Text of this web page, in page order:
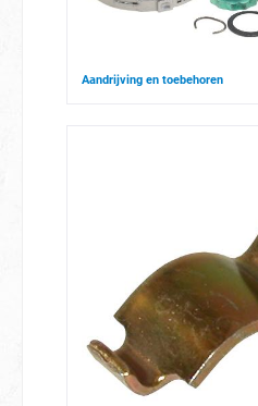
Aandrijving en toebehoren